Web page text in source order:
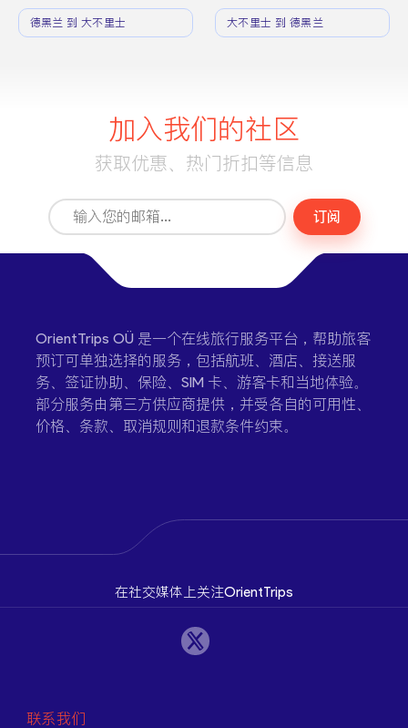
德黑兰 到 大不里士 大不里士 到 德黑兰
加入我们的社区
获取优惠、热门折扣等信息
订阅
OrientTrips OÜ 是一个在线旅行服务平台，帮助旅客
预订可单独选择的服务，包括航班、酒店、接送服
务、签证协助、保险、SIM 卡、游客卡和当地体验。
部分服务由第三方供应商提供，并受各自的可用性、
价格、条款、取消规则和退款条件约束。
在社交媒体上关注OrientTrips
联系我们